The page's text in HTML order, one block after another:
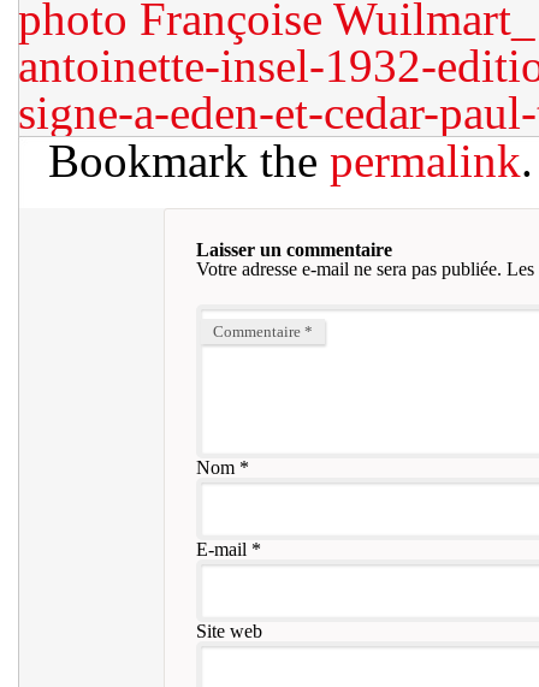
photo Françoise
antoinette-insel-1932-
signe-a-eden-et-cedar-
Bookmark the permalink.
Laisser un commentaire
Votre adresse e-mail ne sera pas publiée. Les
Commentaire *
Nom*
E-mail *
Site web